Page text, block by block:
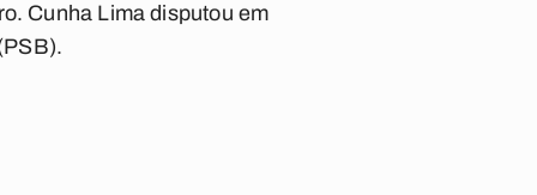
Cunha Lima disputou em